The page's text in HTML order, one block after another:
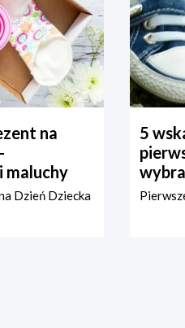
na
maluchy
Dzień Dziecka
5